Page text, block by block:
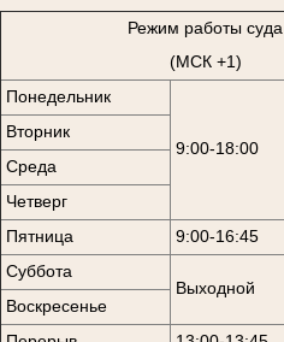
Режим работы суда
(МСК +1)
Понедельник
9:00-18:00
Вторник
Среда
Четверг
Пятница
9:00-16:45
Суббота
Выходной
Воскресенье